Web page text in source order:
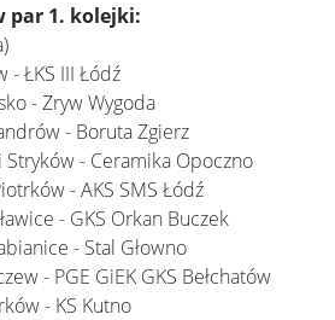
par 1. kolejki:
- ŁKS III Łódź
- Zryw Wygoda
- Boruta Zgierz
- Ceramika Opoczno
- AKS SMS Łódź
- GKS Orkan Buczek
- Stal Głowno
- PGE GiEK GKS Bełchatów
- KS Kutno